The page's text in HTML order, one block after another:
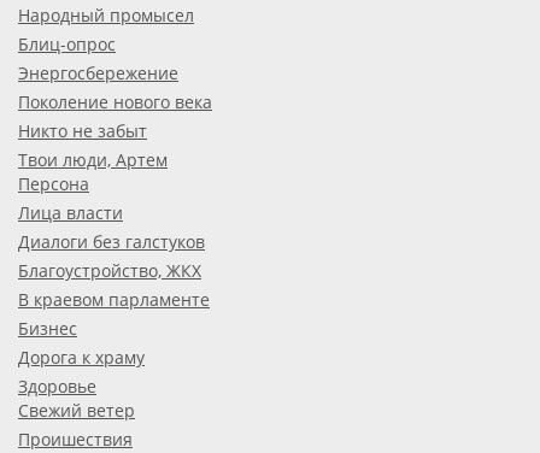
Народный промысел
Блиц-опрос
Энергосбережение
Поколение нового века
Никто не забыт
Твои люди, Артем
Персона
Лица власти
Диалоги без галстуков
Благоустройство, ЖКХ
В краевом парламенте
Бизнес
Дорога к храму
Здоровье
Свежий ветер
Проишествия